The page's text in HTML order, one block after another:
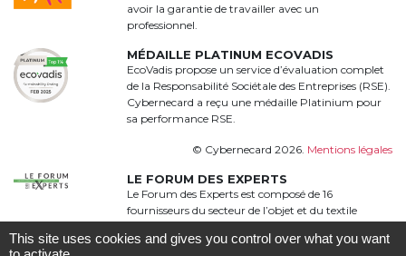
avoir la garantie de travailler avec un
professionnel.
MÉDAILLE PLATINUM ECOVADIS
EcoVadis propose un service d’évaluation complet
de la Responsabilité Sociétale des Entreprises (RSE).
Cybernecard a reçu une médaille Platinium pour
sa performance RSE.
© Cybernecard 2026. Mentions légales
LE FORUM DES EXPERTS
Le Forum des Experts est composé de 16
fournisseurs du secteur de l’objet et du textile
publicitaire qui proposent une offre complète,
qualitative et complémentaire à 360°
This site uses cookies and gives you control over what you want